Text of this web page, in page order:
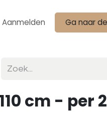
Aanmelden Ga naar
cm - per 2